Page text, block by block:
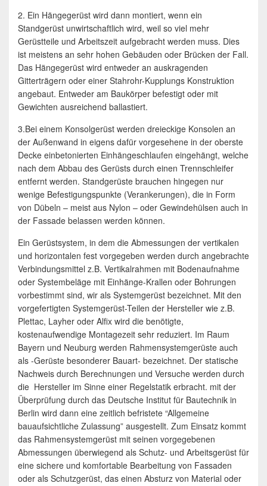
2. Ein Hängegerüst wird dann montiert, wenn ein
Standgerüst unwirtschaftlich wird, weil so viel mehr
Gerüstteile und Arbeitszeit aufgebracht werden muss. Dies
ist meistens an sehr hohen Gebäuden oder Brücken der Fall.
Das Hängegerüst wird entweder an auskragenden
Gitterträgern oder einer Stahrohr-Kupplungs Konstruktion
angebaut. Entweder am Baukörper befestigt oder mit
Gewichten ausreichend ballastiert.
3.Bei einem Konsolgerüst werden dreieckige Konsolen an
der Außenwand in eigens dafür vorgesehene in der oberste
Decke einbetonierten Einhängeschlaufen eingehängt, welche
nach dem Abbau des Gerüsts durch einen Trennschleifer
entfernt werden. Standgerüste brauchen hingegen nur
wenige Befestigungspunkte (Verankerungen), die in Form
von Dübeln – meist aus Nylon – oder Gewindehülsen auch in
der Fassade belassen werden können.
Ein Gerüstsystem, in dem die Abmessungen der vertikalen
und horizontalen fest vorgegeben werden durch angebrachte
Verbindungsmittel z.B. Vertikalrahmen mit Bodenaufnahme
oder Systembeläge mit Einhänge-Krallen oder Bohrungen
vorbestimmt sind, wir als Systemgerüst bezeichnet. Mit den
vorgefertigten Systemgerüst-Teilen der Hersteller wie z.B.
Plettac, Layher oder Alfix wird die benötigte,
kostenaufwendige Montagezeit sehr reduziert. Im Raum
Bayern und Neuburg werden Rahmensystemgerüste auch
als -Gerüste besonderer Bauart- bezeichnet. Der statische
Nachweis durch Berechnungen und Versuche werden durch
die Hersteller im Sinne einer Regelstatik erbracht. mit der
Überprüfung durch das Deutsche Institut für Bautechnik in
Berlin wird dann eine zeitlich befristete “Allgemeine
bauaufsichtliche Zulassung” ausgestellt. Zum Einsatz kommt
das Rahmensystemgerüst mit seinen vorgegebenen
Abmessungen überwiegend als Schutz- und Arbeitsgerüst für
eine sichere und komfortable Bearbeitung von Fassaden
oder als Schutzgerüst, das einen Absturz von Material oder